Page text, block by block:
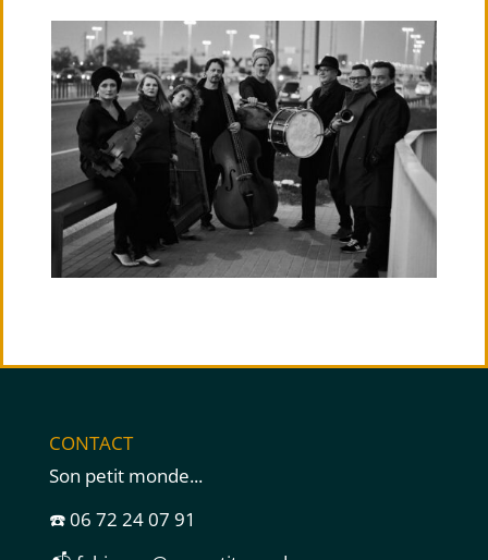
CONTACT
Son petit monde...
☎️ 06 72 24 07 91